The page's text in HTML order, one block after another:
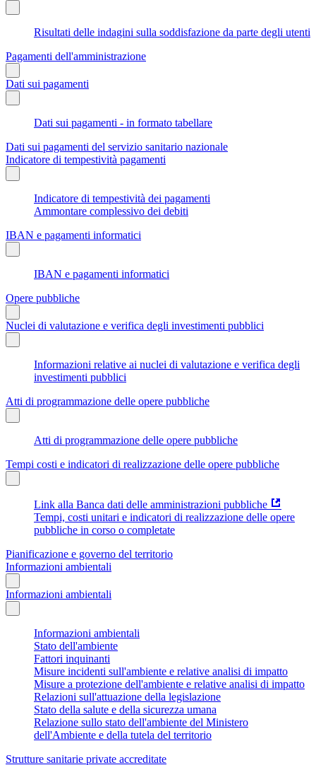
Risultati delle indagini sulla soddisfazione da parte degli utenti
Pagamenti dell'amministrazione
Dati sui pagamenti
Dati sui pagamenti - in formato tabellare
Dati sui pagamenti del servizio sanitario nazionale
Indicatore di tempestività pagamenti
Indicatore di tempestività dei pagamenti
Ammontare complessivo dei debiti
IBAN e pagamenti informatici
IBAN e pagamenti informatici
Opere pubbliche
Nuclei di valutazione e verifica degli investimenti pubblici
Informazioni relative ai nuclei di valutazione e verifica degli
investimenti pubblici
Atti di programmazione delle opere pubbliche
Atti di programmazione delle opere pubbliche
Tempi costi e indicatori di realizzazione delle opere pubbliche
Link alla Banca dati delle amministrazioni pubbliche
Tempi, costi unitari e indicatori di realizzazione delle opere
pubbliche in corso o completate
Pianificazione e governo del territorio
Informazioni ambientali
Informazioni ambientali
Informazioni ambientali
Stato dell'ambiente
Fattori inquinanti
Misure incidenti sull'ambiente e relative analisi di impatto
Misure a protezione dell'ambiente e relative analisi di impatto
Relazioni sull'attuazione della legislazione
Stato della salute e della sicurezza umana
Relazione sullo stato dell'ambiente del Ministero
dell'Ambiente e della tutela del territorio
Strutture sanitarie private accreditate